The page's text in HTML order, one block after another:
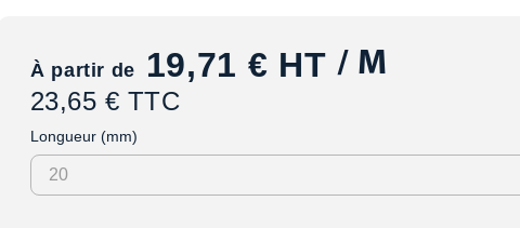
À partir de 19,71 € HT / M
23,65 € TTC
Longueur (mm)